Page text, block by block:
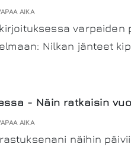
AIKA
varpaiden
Nilkan jänteet
- Näin ratkaisin
AIKA
näihin